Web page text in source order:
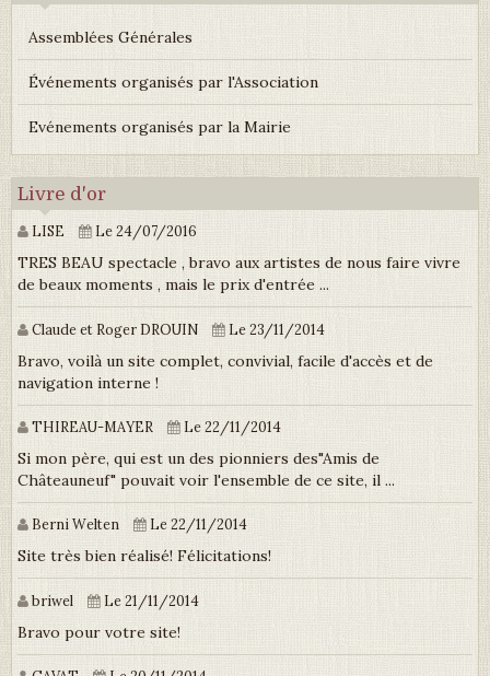
Assemblées Générales
Événements organisés par l'Association
Evénements organisés par la Mairie
Livre d'or
LISE Le 24/07/2016
TRES BEAU spectacle , bravo aux artistes de nous faire vivre
de beaux moments , mais le prix d'entrée ...
Claude et Roger DROUIN Le 23/11/2014
Bravo, voilà un site complet, convivial, facile d'accès et de
navigation interne !
THIREAU-MAYER Le 22/11/2014
Si mon père, qui est un des pionniers des"Amis de
Châteauneuf" pouvait voir l'ensemble de ce site, il ...
Berni Welten Le 22/11/2014
Site très bien réalisé! Félicitations!
briwel Le 21/11/2014
Bravo pour votre site!